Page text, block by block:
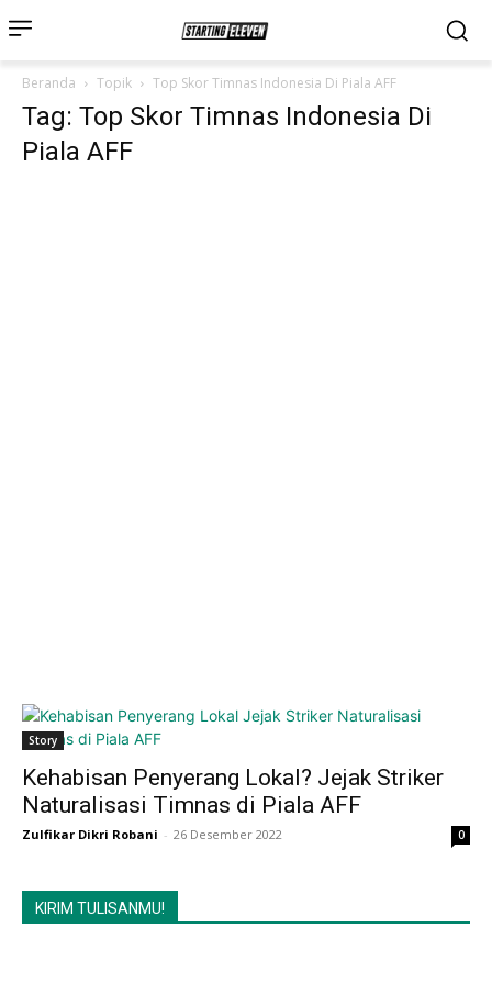
Beranda Topik Top Skor Timnas Indonesia Di Piala AFF
Tag: Top Skor Timnas Indonesia Di
Piala AFF
Story
Kehabisan Penyerang Lokal? Jejak Striker
Naturalisasi Timnas di Piala AFF
Zulfikar Dikri Robani - 26 Desember 2022 0
KIRIM TULISANMU!